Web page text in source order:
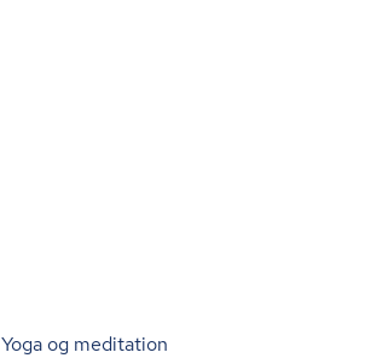
Yoga og meditation